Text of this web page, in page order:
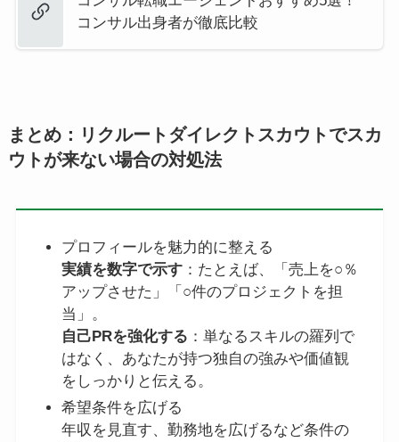
コンサル出身者が徹底比較
まとめ：リクルートダイレクトスカウトでスカ
ウトが来ない場合の対処法
プロフィールを魅力的に整える
実績を数字で示す：たとえば、「売上を○％
アップさせた」「○件のプロジェクトを担
当」。
自己PRを強化する ：単なるスキルの羅列で
はなく、あなたが持つ独自の強みや価値観
をしっかりと伝える。
希望条件を広げる
年収を見直す、勤務地を広げるなど条件の